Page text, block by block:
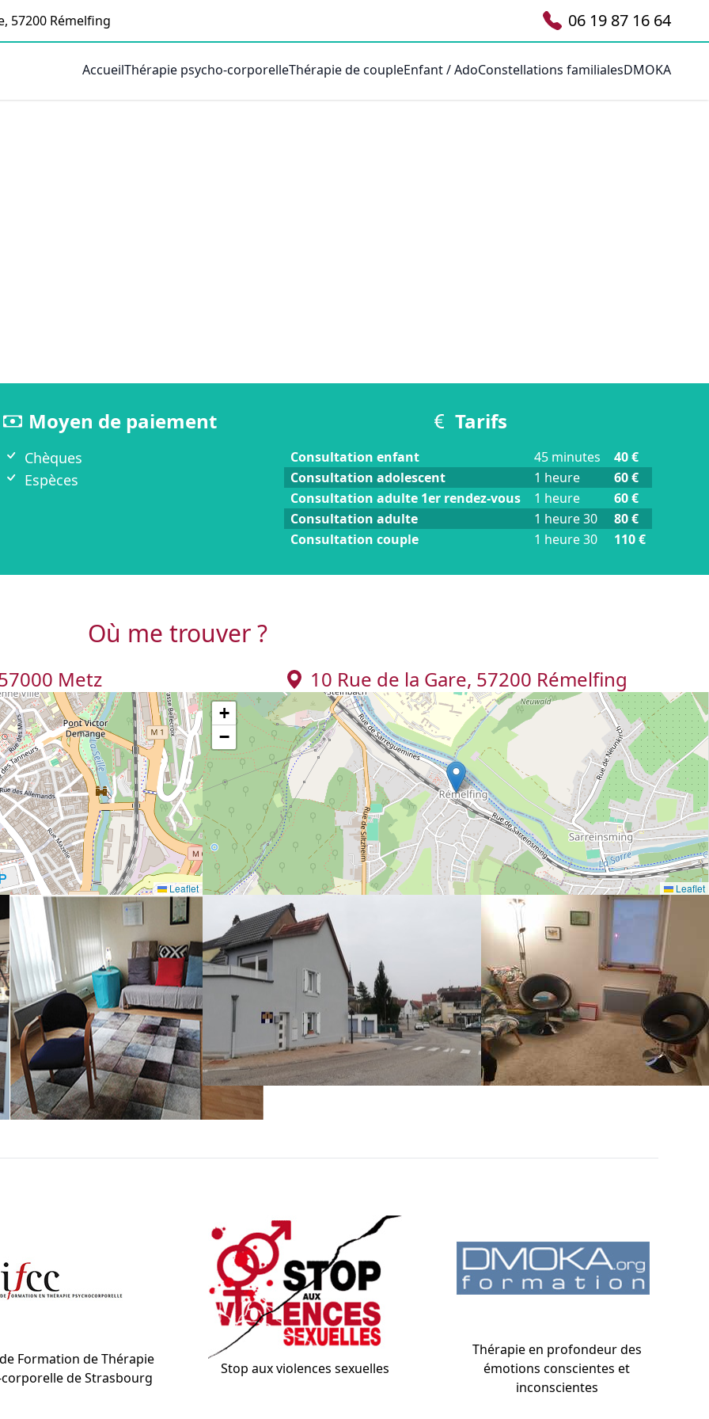
57200 Rémelfing 06 19 87 16 64
AccueilThérapie psycho-corporelleThérapie de coupleEnfant / AdoConstellations familialesDMOKA
Moyen de paiement
Chèques
Espèces
Tarifs
Consultation enfant 45 minutes
40 €
Consultation adolescent
1 heure
60 €
Consultation adulte 1er rendez-vous
1 heure
60 €
Consultation adulte
1 heure 30
80 €
Consultation couple
1 heure 30 110 €
Où me trouver ?
Metz
Leaflet
10 Rue de la Gare, 57200 Rémelfing
+
−
Leaflet
Formation de Thérapie
de Strasbourg
Stop aux violences sexuelles
Thérapie en profondeur des
émotions conscientes et
inconscientes